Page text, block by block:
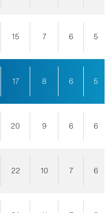
15 7 6 5
17 8 6 5
20 9 6 6
22 10 7 6